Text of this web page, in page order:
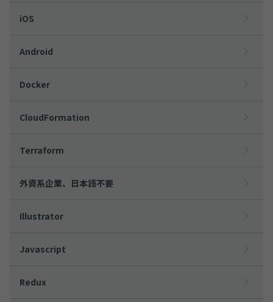
iOS
Android
Docker
CloudFormation
Terraform
外資系企業、日本語不要
Illustrator
Javascript
Redux